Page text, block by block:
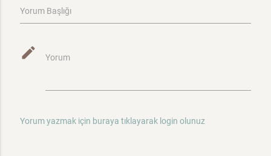
Yorum Başlığı
mode_edit Yorum
Yorum yazmak için buraya tıklayarak login olunuz